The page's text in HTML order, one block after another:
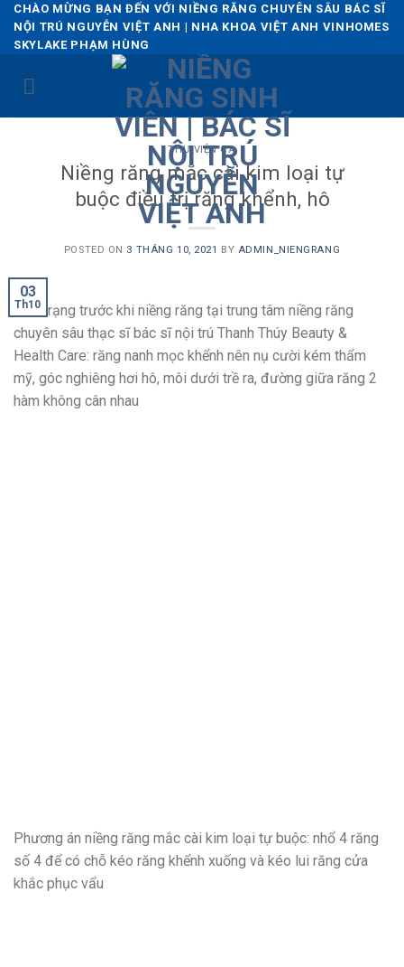
Skip
content
CHÀO MỪNG BẠN ĐẾN VỚI NIỀNG RĂNG CHUYÊN SÂU BÁC SĨ
NỘI TRÚ NGUYỄN VIỆT ANH | NHA KHOA VIỆT ANH VINHOMES
SKYLAKE PHẠM HÙNG
THƯ VIỆN CA
Niềng răng mắc cài kim loại tự
buộc điều trị răng khểnh, hô
POSTED ON 3 THÁNG 10, 2021 BY ADMIN_NIENGRANG
03
Th10
Tình trạng trước khi niềng răng tại trung tâm niềng răng
chuyên sâu thạc sĩ bác sĩ nội trú Thanh Thúy Beauty &
Health Care: răng nanh mọc khểnh nên nụ cười kém thẩm
mỹ, góc nghiêng hơi hô, môi dưới trề ra, đường giữa răng 2
hàm không cân nhau
Phương án niềng răng mắc cài kim loại tự buộc: nhổ 4 răng
số 4 để có chỗ kéo răng khểnh xuống và kéo lui răng cửa
khắc phục vẩu